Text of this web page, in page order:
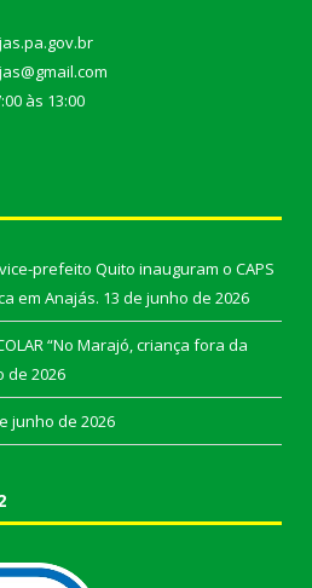
às 13:00
prefeito Quito inauguram o CAPS
em Anajás. 13 de junho de 2026
“No Marajó, criança fora da
de 2026
junho de 2026